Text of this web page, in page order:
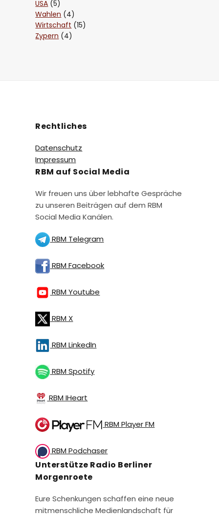
USA (5)
Wahlen (4)
Wirtschaft (15)
Zypern (4)
Rechtliches
Datenschutz
Impressum
RBM auf Social Media
Wir freuen uns über lebhafte Gespräche
zu unseren Beiträgen auf dem RBM
Social Media Kanälen.
RBM Telegram
RBM Facebook
RBM Youtube
RBM X
RBM LinkedIn
RBM Spotify
RBM IHeart
RBM Player FM
RBM Podchaser
Unterstütze Radio Berliner
Morgenroete
Eure Schenkungen schaffen eine neue
mitmenschliche Medienlandschaft für